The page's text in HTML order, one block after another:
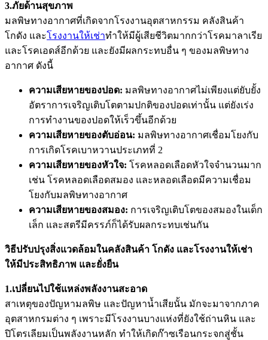
3.ภัยด้านสุขภาพ
มลพิษทางอากาศที่เกิดจากโรงงานอุตสาหกรรม คลังสินค้า
โกดัง และโรงงานให้เช่าทำให้มีผู้เสียชีวิตมากกว่าโรคมาลาเรีย
และโรคเอดส์อีกด้วย และยังมีผลกระทบอื่น ๆ ของมลพิษทาง
อากาศ ดังนี้
ความเสียหายของปอด: มลพิษทางอากาศไม่เพียงแต่ยับยั้ง
อัตราการเจริญเติบโตตามปกติของปอดเท่านั้น แต่ยังเร่ง
การทำงานของปอดให้เร็วขึ้นอีกด้วย
ความเสียหายของตับอ่อน: มลพิษทางอากาศเชื่อมโยงกับ
การเกิดโรคเบาหวานประเภทที่ 2
ความเสียหายของหัวใจ: โรคหลอดเลือดหัวใจจำนวนมาก
เช่น โรคหลอดเลือดสมอง และหลอดเลือดมีความเชื่อม
โยงกับมลพิษทางอากาศ
ความเสียหายของสมอง: การเจริญเติบโตของสมองในเด็ก
เล็ก และสตรีมีครรภ์ก็ได้รับผลกระทบเช่นกัน
วิธีปรับปรุงสิ่งแวดล้อมในคลังสินค้า โกดัง และโรงงานให้เช่า
ให้มีประสิทธิภาพ และยั่งยืน
1.เปลี่ยนไปใช้แหล่งพลังงานสะอาด
สาเหตุของปัญหามลพิษ และปัญหาน้ำเสียนั้น มักจะมาจากภาค
อุตสาหกรมต่าง ๆ เพราะมีโรงงานบางแห่งที่ยังใช้ถ่านหิน และ
ปิโตรเลียมเป็นพลังงานหลัก ทำให้เกิดก๊าซเรือนกระจกสู่ชั้น